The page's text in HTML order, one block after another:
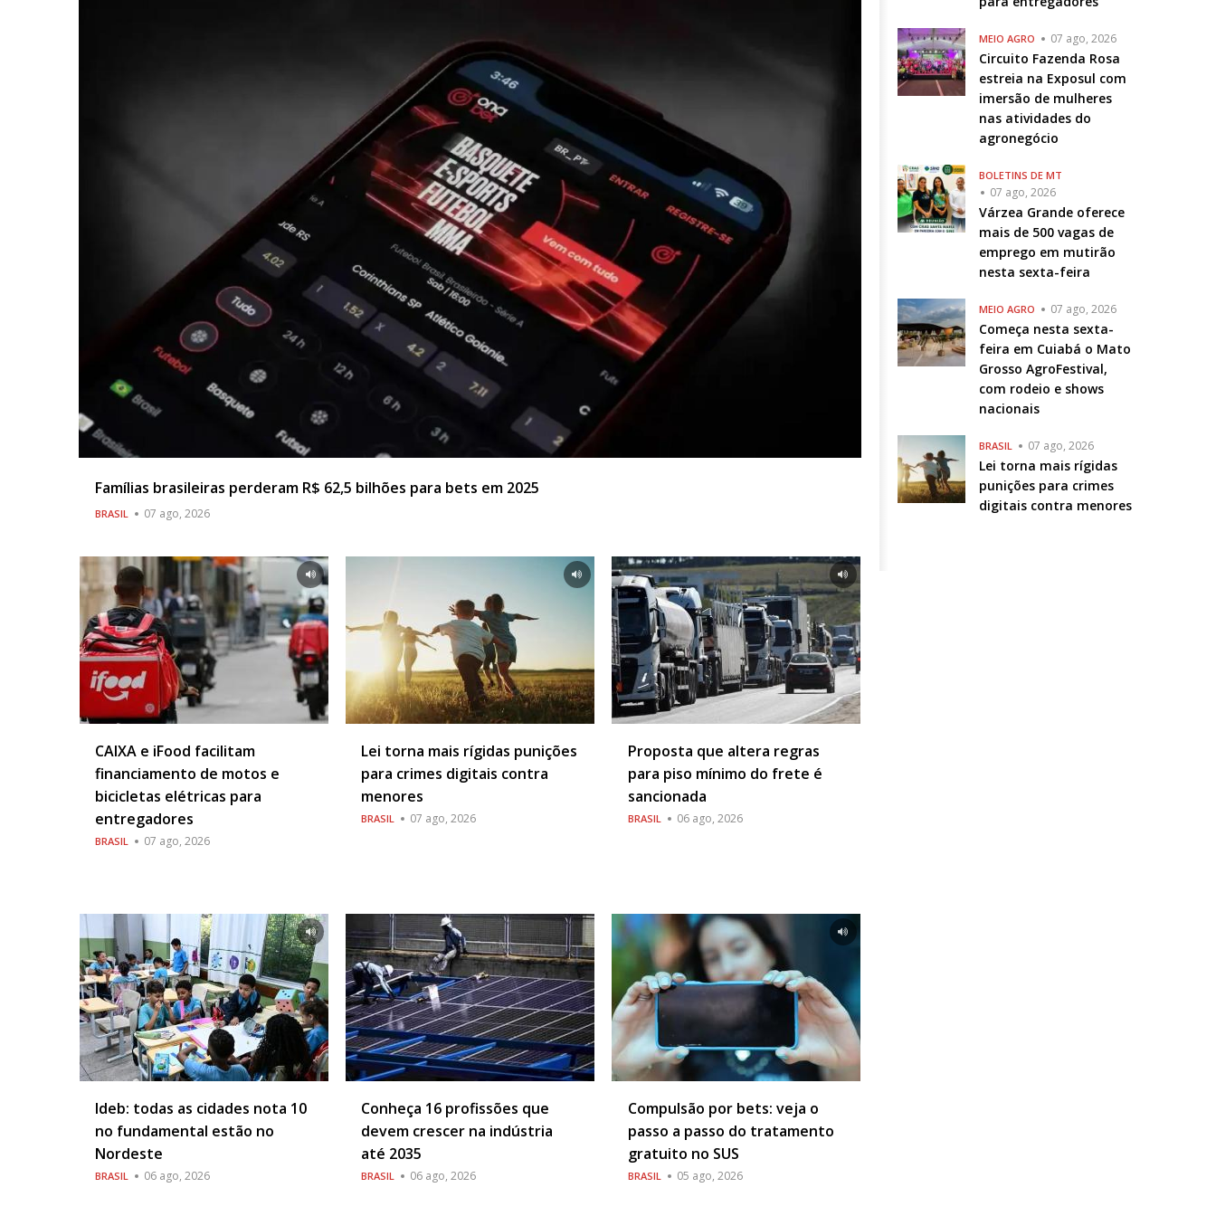
Famílias brasileiras perderam R$ 62,5 bilhões para bets em 2025
BRASIL 07 ago, 2026
CAIXA e iFood facilitam
financiamento de motos e
bicicletas elétricas para
entregadores
BRASIL 07 ago, 2026
Lei torna mais rígidas punições
para crimes digitais contra
menores
BRASIL 07 ago, 2026
Proposta que altera regras
para piso mínimo do frete é
sancionada
BRASIL 06 ago, 2026
Ideb: todas as cidades nota 10
no fundamental estão no
Nordeste
BRASIL 06 ago, 2026
Conheça 16 profissões que
devem crescer na indústria
até 2035
BRASIL 06 ago, 2026
Compulsão por bets: veja o
passo a passo do tratamento
gratuito no SUS
BRASIL 05 ago, 2026
MEIO AGRO 07 ago, 2026
Circuito Fazenda Rosa
estreia na Exposul com
imersão de mulheres
nas atividades do
agronegócio
BOLETINS DE MT
07 ago, 2026
Várzea Grande oferece
mais de 500 vagas de
emprego em mutirão
nesta sexta-feira
MEIO AGRO 07 ago, 2026
Começa nesta sexta-
feira em Cuiabá o Mato
Grosso AgroFestival,
com rodeio e shows
nacionais
BRASIL 07 ago, 2026
Lei torna mais rígidas
punições para crimes
digitais contra menores